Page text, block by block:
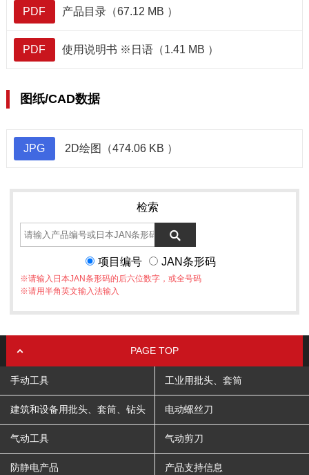
PDF 产品目录（67.12 MB ）
PDF 使用说明书 ※日语（1.41 MB ）
图纸/CAD数据
JPG 2D绘图（474.06 KB ）
检索
项目编号 JAN条形码
※请输入日本JAN条形码的后六位数字，或全号码
※请用半角英文输入法输入
PAGE TOP
手动工具 工业用批头、套筒
建筑和设备用批头、套筒、钻头 电动螺丝刀
气动工具 气动剪刀
防静电产品 产品支持信息